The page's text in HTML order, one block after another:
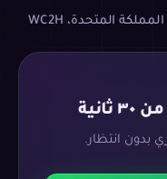
٧١-٧٥ شارع شيلتون، كوفنت جاردن، لندن، المملكة المتحدة، WC2H